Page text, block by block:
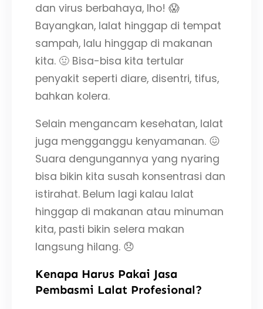
dan virus berbahaya, lho! 😱
Bayangkan, lalat hinggap di tempat
sampah, lalu hinggap di makanan
kita. 🤢 Bisa-bisa kita tertular
penyakit seperti diare, disentri, tifus,
bahkan kolera.
Selain mengancam kesehatan, lalat
juga mengganggu kenyamanan. 😖
Suara dengungannya yang nyaring
bisa bikin kita susah konsentrasi dan
istirahat. Belum lagi kalau lalat
hinggap di makanan atau minuman
kita, pasti bikin selera makan
langsung hilang. 😞
Kenapa Harus Pakai Jasa
Pembasmi Lalat Profesional?